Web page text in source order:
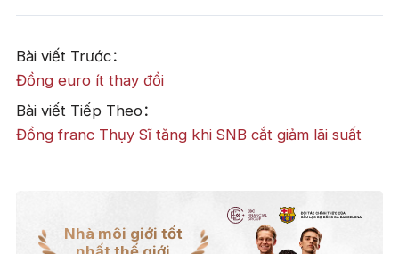
Bài viết Trước：
Đồng euro ít thay đổi
Bài viết Tiếp Theo：
Đồng franc Thụy Sĩ tăng khi SNB cắt giảm lãi suất
Nhà môi giới tốt